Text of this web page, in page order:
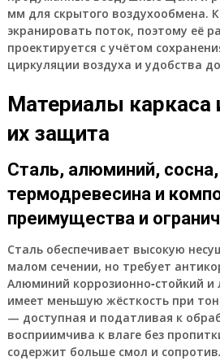
мм для скрытого воздухообмена.
экранировать поток, поэтому её
проектируется с учётом
циркуляции воздуха и удобства
Материалы каркаса
их защита
Сталь, алюминий,
термодревесина и
преимущества и
Сталь обеспечивает высокую
малом сечении, но требует
Алюминий коррозионно‑стойкий и
имеет меньшую жёсткость при
— доступная и податливая к
восприимчива к влаге без
содержит больше смол и